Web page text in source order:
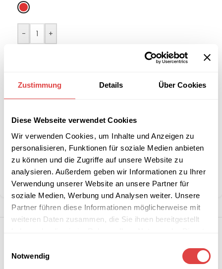
Zustimmung Details Über Cookies
Diese Webseite verwendet Cookies
Wir verwenden Cookies, um Inhalte und Anzeigen zu
personalisieren, Funktionen für soziale Medien anbieten
zu können und die Zugriffe auf unsere Website zu
analysieren. Außerdem geben wir Informationen zu Ihrer
Verwendung unserer Website an unsere Partner für
soziale Medien, Werbung und Analysen weiter. Unsere
Partner führen diese Informationen möglicherweise mit
weiteren Daten zusammen, die Sie ihnen bereitgestellt
Notwendig
- +
Interessiert an
größeren
B2B-Angebot
Artikelnummer:
n. v.
Kategorie:
Kuscheldecken und Kissen
Marke:Gözze
Teilen: